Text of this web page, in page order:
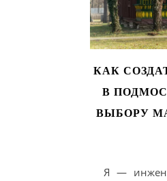
КАК
В
ВЫБОРУ
Я —